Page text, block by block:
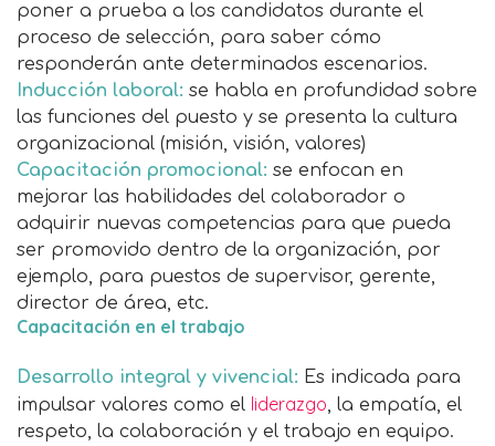
poner a prueba a los candidatos durante el
proceso de selección, para saber cómo
responderán ante determinados escenarios.
Inducción laboral: se habla en profundidad sobre
las funciones del puesto y se presenta la cultura
organizacional (misión, visión, valores)
Capacitación promocional: se enfocan en
mejorar las habilidades del colaborador o
adquirir nuevas competencias para que pueda
ser promovido dentro de la organización, por
ejemplo, para puestos de supervisor, gerente,
director de área, etc.
Capacitación en el trabajo
Desarrollo integral y vivencial: Es indicada para
impulsar valores como el liderazgo, la empatía, el
respeto, la colaboración y el trabajo en equipo.